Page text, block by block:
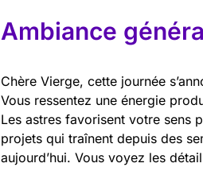
Ambiance
Chère Vierge, cette journée
Vous ressentez une énergie
Les astres favorisent votre sens
projets qui traînent depuis des
aujourd’hui. Vous voyez les